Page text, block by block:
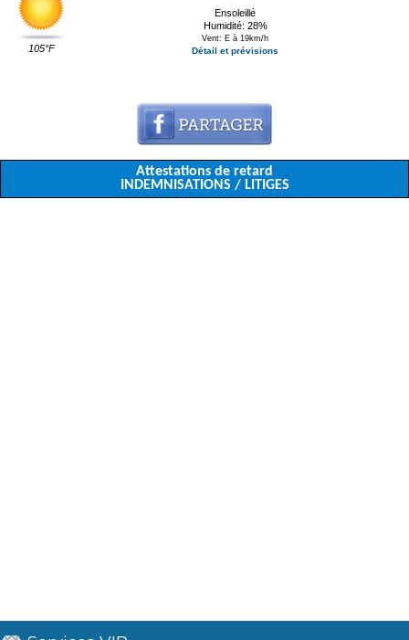
105°F
Ensoleillé
Humidité: 28%
Vent: E à 19km/h
Détail et prévisions
Attestations de retard
INDEMNISATIONS / LITIGES